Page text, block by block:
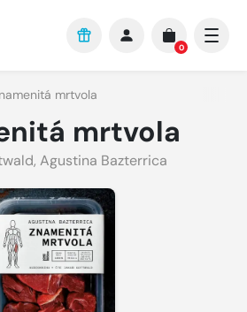
0
mrtvola
mrtvola
, Agustina Bazterrica